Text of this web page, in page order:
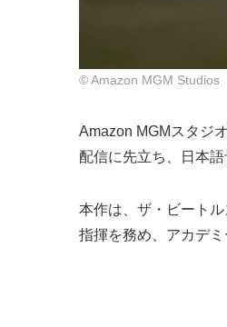
© Amazon MGM Studios
Amazon MGMスタジ
配信に先立ち、日本
本作は、ザ・ビート
指揮を務め、アカデ